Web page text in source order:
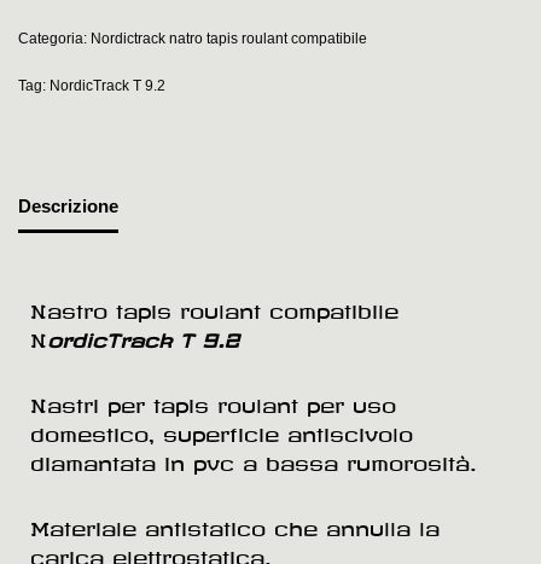
Categoria: Nordictrack natro tapis roulant compatibile
Tag: NordicTrack T 9.2
Descrizione
Nastro tapis roulant compatibile
N ordicTrack T 9.2
Nastri per tapis roulant per uso
domestico, superficie antiscivolo
diamantata in pvc a bassa rumorosità.
Materiale antistatico che annulla la
carica elettrostatica.